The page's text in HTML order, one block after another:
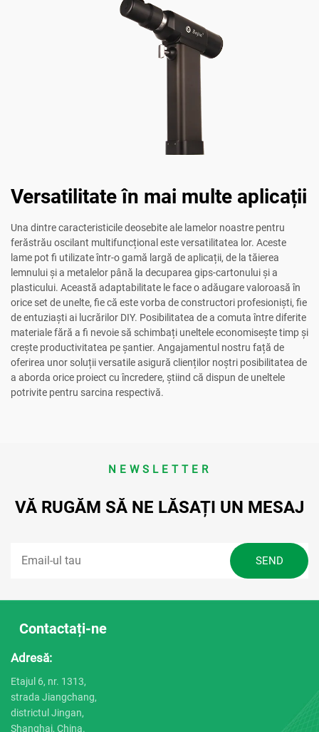
Versatilitate în mai multe aplicații
Una dintre caracteristicile deosebite ale lamelor noastre pentru
ferăstrău oscilant multifuncțional este versatilitatea lor. Aceste
lame pot fi utilizate într-o gamă largă de aplicații, de la tăierea
lemnului și a metalelor până la decuparea gips-cartonului și a
plasticului. Această adaptabilitate le face o adăugare valoroasă în
orice set de unelte, fie că este vorba de constructori profesioniști, fie
de entuziaști ai lucrărilor DIY. Posibilitatea de a comuta între diferite
materiale fără a fi nevoie să schimbați uneltele economisește timp și
crește productivitatea pe șantier. Angajamentul nostru față de
oferirea unor soluții versatilе asigură clienților noștri posibilitatea de
a aborda orice proiect cu încredere, știind că dispun de uneltele
potrivite pentru sarcina respectivă.
NEWSLETTER
VĂ RUGĂM SĂ NE LĂSAȚI UN MESAJ
Contactați-ne
Adresă:
Etajul 6, nr. 1313,
strada Jiangchang,
districtul Jingan,
Shanghai, China.